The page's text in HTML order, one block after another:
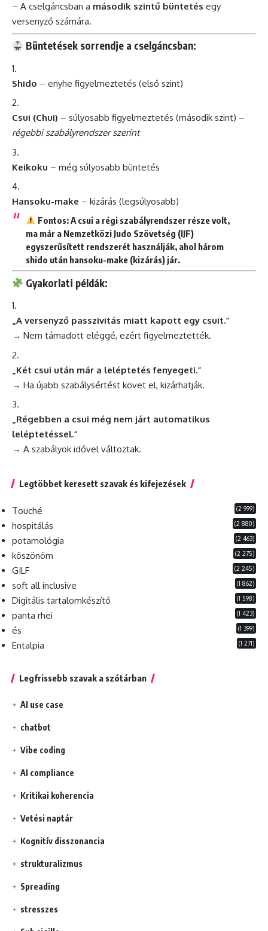
– A cselgáncsban a második szintű büntetés egy
versenyző számára.
Büntetések sorrendje a cselgáncsban:
Shido – enyhe figyelmeztetés (első szint)
Csui (Chui) – súlyosabb figyelmeztetés (második szint) –
régebbi szabályrendszer szerint
Keikoku – még súlyosabb büntetés
Hansoku-make – kizárás (legsúlyosabb)
Fontos: A csuia régi szabályrendszerrésze volt,
mamár a Nemzetközi Judo Szövetség (IJF)
egyszerűsített rendszerét használják, ahol három
shido után hansoku-make(kizárás) jár.
Gyakorlati példák:
„A versenyző passzivitás miatt kapott egy csuit.”
→ Nem támadott eléggé, ezért figyelmeztették.
„Két csui után már a leléptetés fenyegeti.”
→ Ha újabb szabálysértést követ el, kizárhatják.
„Régebben a csui még nem járt automatikus
leléptetéssel.”
→ A szabályok idővel változtak.
Legtöbbet keresett szavak és kifejezések
Touché (2 999)
hospitálás (2 880)
potamológia (2 463)
köszönöm (2 275)
GILF (2 245)
soft all inclusive (1 862)
Digitális tartalomkészítő (1 598)
panta rhei (1 423)
és (1 399)
Entalpia (1 271)
Legfrissebb szavak a szótárban
AI use case
chatbot
Vibe coding
AI compliance
Kritikai koherencia
Vetési naptár
Kognitív disszonancia
strukturalizmus
Spreading
stresszes